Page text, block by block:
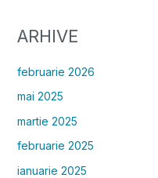
ARHIVE
februarie 2026
mai 2025
martie 2025
februarie 2025
ianuarie 2025